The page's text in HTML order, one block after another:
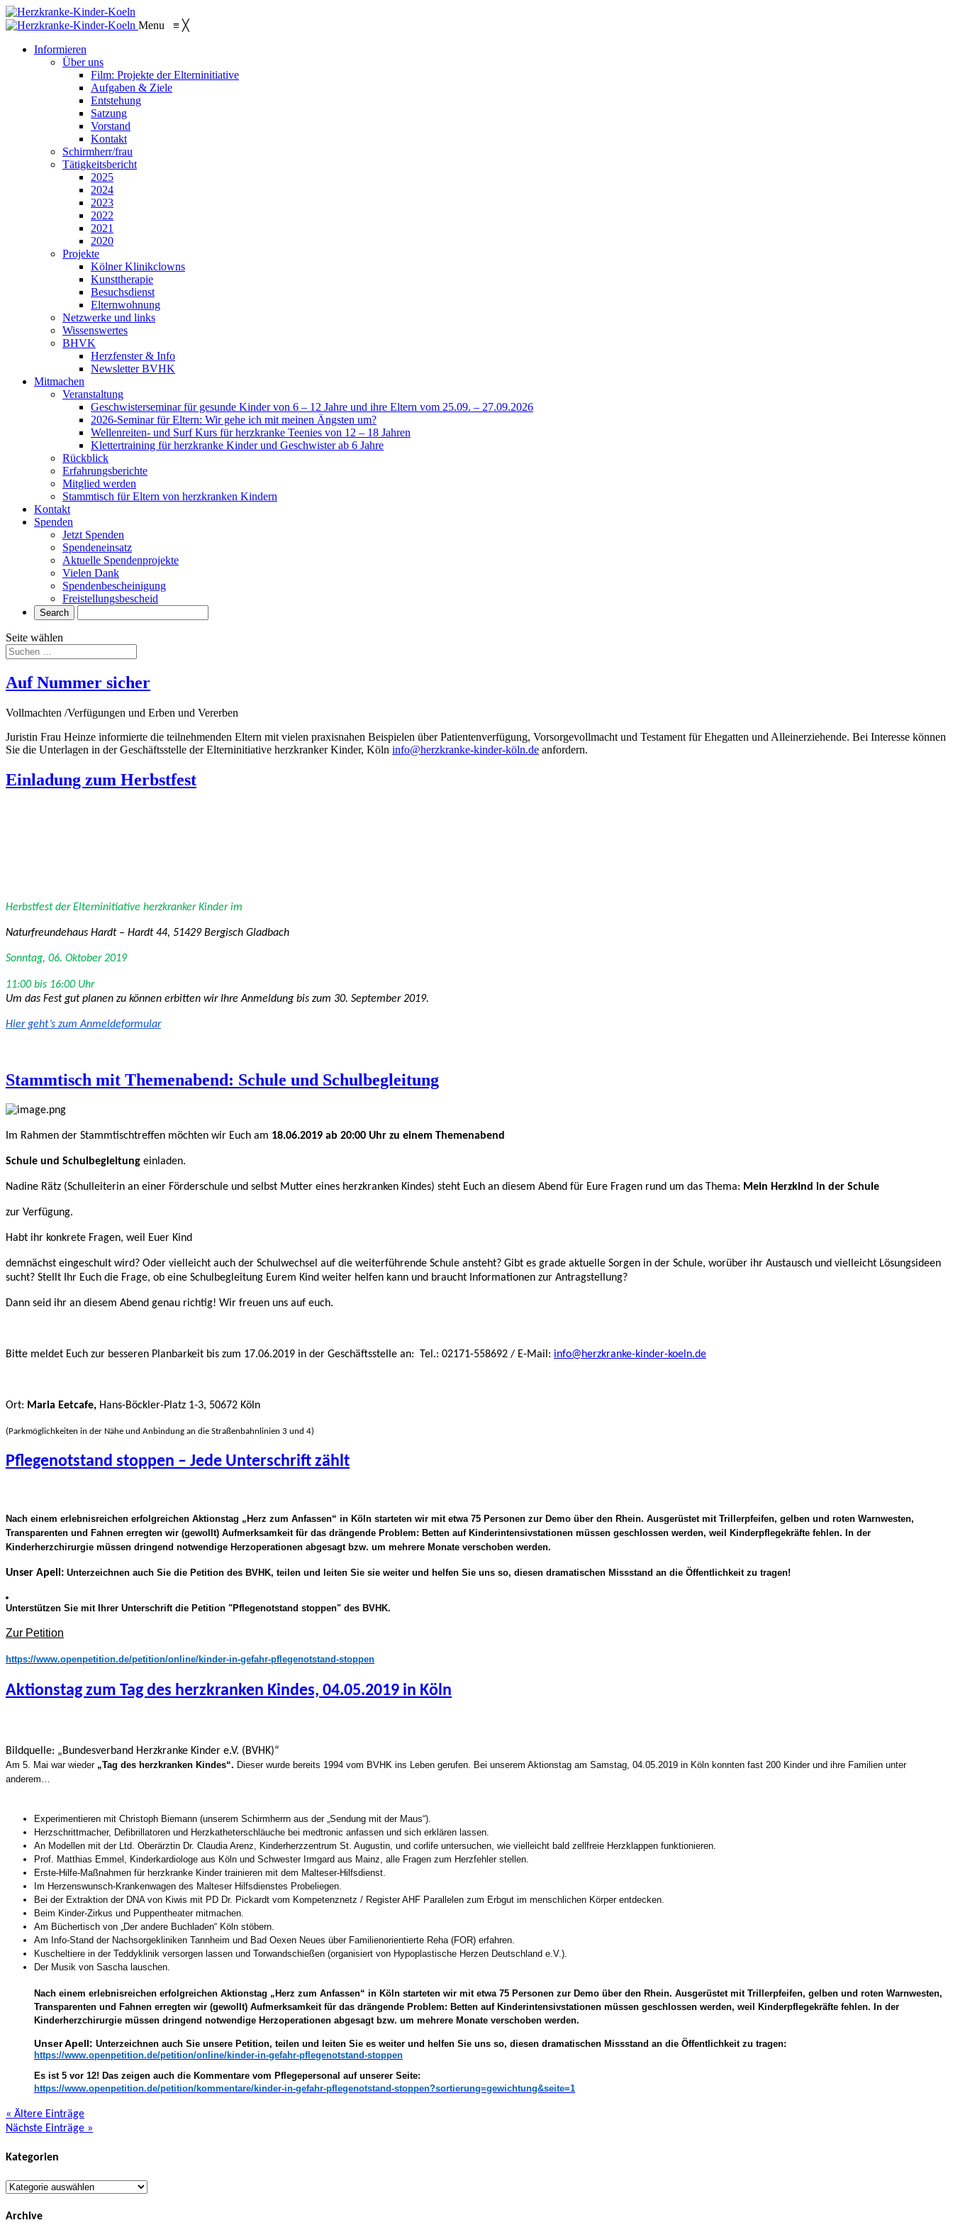
Menu ≡ ╳
Informieren
Über uns
Film: Projekte der Elterninitiative
Aufgaben & Ziele
Entstehung
Satzung
Vorstand
Kontakt
Schirmherr/frau
Tätigkeitsbericht
2025
2024
2023
2022
2021
2020
Projekte
Kölner Klinikclowns
Kunsttherapie
Besuchsdienst
Elternwohnung
Netzwerke und links
Wissenswertes
BHVK
Herzfenster & Info
Newsletter BVHK
Mitmachen
Veranstaltung
Geschwisterseminar für gesunde Kinder von 6 – 12 Jahre und ihre Eltern vom 25.09. – 27.09.2026
2026-Seminar für Eltern: Wir gehe ich mit meinen Ängsten um?
Wellenreiten- und Surf Kurs für herzkranke Teenies von 12 – 18 Jahren
Klettertraining für herzkranke Kinder und Geschwister ab 6 Jahre
Rückblick
Erfahrungsberichte
Mitglied werden
Stammtisch für Eltern von herzkranken Kindern
Kontakt
Spenden
Jetzt Spenden
Spendeneinsatz
Aktuelle Spendenprojekte
Vielen Dank
Spendenbescheinigung
Freistellungsbescheid
Seite wählen
Auf Nummer sicher
Vollmachten /Verfügungen und Erben und Vererben
Juristin Frau Heinze informierte die teilnehmenden Eltern mit vielen praxisnahen Beispielen über Patientenverfügung, Vorsorgevollmacht und Testament für Ehegatten und Alleinerziehende. Bei Interesse können
Sie die Unterlagen in der Geschäftsstelle der Elterninitiative herzkranker Kinder, Köln info@herzkranke-kinder-köln.de anfordern.
Einladung zum Herbstfest
Herbstfest der Elterninitiative herzkranker Kinder im
Naturfreundehaus Hardt – Hardt 44, 51429 Bergisch Gladbach
Sonntag, 06. Oktober 2019
11:00 bis 16:00 Uhr
Um das Fest gut planen zu können erbitten wir Ihre Anmeldung bis zum 30. September 2019.
Hier geht’s zum Anmeldeformular
Stammtisch mit Themenabend: Schule und Schulbegleitung
Im Rahmen der Stammtischtreffen möchten wir Euch am 18.06.2019 ab 20:00 Uhr zu einem Themenabend
Schule und Schulbegleitung einladen.
Nadine Rätz (Schulleiterin an einer Förderschule und selbst Mutter eines herzkranken Kindes) steht Euch an diesem Abend für Eure Fragen rund um das Thema: Mein Herzkind in der Schule
zur Verfügung.
Habt ihr konkrete Fragen, weil Euer Kind
demnächst eingeschult wird? Oder vielleicht auch der Schulwechsel auf die weiterführende Schule ansteht? Gibt es grade aktuelle Sorgen in der Schule, worüber ihr Austausch und vielleicht Lösungsideen
sucht? Stellt Ihr Euch die Frage, ob eine Schulbegleitung Eurem Kind weiter helfen kann und braucht Informationen zur Antragstellung?
Dann seid ihr an diesem Abend genau richtig! Wir freuen uns auf euch.
Bitte meldet Euch zur besseren Planbarkeit bis zum 17.06.2019 in der Geschäftsstelle an: Tel.: 02171-558692 / E-Mail: info@herzkranke-kinder-koeln.de
Ort: Maria Eetcafe, Hans-Böckler-Platz 1-3, 50672 Köln
(Parkmöglichkeiten in der Nähe und Anbindung an die Straßenbahnlinien 3 und 4)
Pflegenotstand stoppen – Jede Unterschrift zählt
Nach einem erlebnisreichen erfolgreichen Aktionstag „Herz zum Anfassen“ in Köln starteten wir mit etwa 75 Personen zur Demo über den Rhein. Ausgerüstet mit Trillerpfeifen, gelben und roten Warnwesten,
Transparenten und Fahnen erregten wir (gewollt) Aufmerksamkeit für das drängende Problem: Betten auf Kinderintensivstationen müssen geschlossen werden, weil Kinderpflegekräfte fehlen. In der
Kinderherzchirurgie müssen dringend notwendige Herzoperationen abgesagt bzw. um mehrere Monate verschoben werden.
Unser Apell: Unterzeichnen auch Sie die Petition des BVHK, teilen und leiten Sie sie weiter und helfen Sie uns so, diesen dramatischen Missstand an die Öffentlichkeit zu tragen!
Unterstützen Sie mit Ihrer Unterschrift die Petition "Pflegenotstand stoppen" des BVHK.
Zur Petition
https://www.openpetition.de/petition/online/kinder-in-gefahr-pflegenotstand-stoppen
Aktionstag zum Tag des herzkranken Kindes, 04.05.2019 in Köln
Bildquelle: „Bundesverband Herzkranke Kinder e.V. (BVHK)“
Am 5. Mai war wieder „Tag des herzkranken Kindes“. Dieser wurde bereits 1994 vom BVHK ins Leben gerufen. Bei unserem Aktionstag am Samstag, 04.05.2019 in Köln konnten fast 200 Kinder und ihre Familien unter
anderem…
Experimentieren mit Christoph Biemann (unserem Schirmherrn aus der „Sendung mit der Maus“).
Herzschrittmacher, Defibrillatoren und Herzkatheterschläuche bei medtronic anfassen und sich erklären lassen.
An Modellen mit der Ltd. Oberärztin Dr. Claudia Arenz, Kinderherzzentrum St. Augustin, und corlife untersuchen, wie vielleicht bald zellfreie Herzklappen funktionieren.
Prof. Matthias Emmel, Kinderkardiologe aus Köln und Schwester Irmgard aus Mainz, alle Fragen zum Herzfehler stellen.
Erste-Hilfe-Maßnahmen für herzkranke Kinder trainieren mit dem Malteser-Hilfsdienst.
Im Herzenswunsch-Krankenwagen des Malteser Hilfsdienstes Probeliegen.
Bei der Extraktion der DNA von Kiwis mit PD Dr. Pickardt vom Kompetenznetz / Register AHF Parallelen zum Erbgut im menschlichen Körper entdecken.
Beim Kinder-Zirkus und Puppentheater mitmachen.
Am Büchertisch von „Der andere Buchladen“ Köln stöbern.
Am Info-Stand der Nachsorgekliniken Tannheim und Bad Oexen Neues über Familienorientierte Reha (FOR) erfahren.
Kuscheltiere in der Teddyklinik versorgen lassen und Torwandschießen (organisiert von Hypoplastische Herzen Deutschland e.V.).
Der Musik von Sascha lauschen.
Nach einem erlebnisreichen erfolgreichen Aktionstag „Herz zum Anfassen“ in Köln starteten wir mit etwa 75 Personen zur Demo über den Rhein. Ausgerüstet mit Trillerpfeifen, gelben und roten Warnwesten,
Transparenten und Fahnen erregten wir (gewollt) Aufmerksamkeit für das drängende Problem: Betten auf Kinderintensivstationen müssen geschlossen werden, weil Kinderpflegekräfte fehlen. In der
Kinderherzchirurgie müssen dringend notwendige Herzoperationen abgesagt bzw. um mehrere Monate verschoben werden.
Unser Apell: Unterzeichnen auch Sie unsere Petition, teilen und leiten Sie es weiter und helfen Sie uns so, diesen dramatischen Missstand an die Öffentlichkeit zu tragen:
https://www.openpetition.de/petition/online/kinder-in-gefahr-pflegenotstand-stoppen
Es ist 5 vor 12! Das zeigen auch die Kommentare vom Pflegepersonal auf unserer Seite:
https://www.openpetition.de/petition/kommentare/kinder-in-gefahr-pflegenotstand-stoppen?sortierung=gewichtung&seite=1
« Ältere Einträge
Nächste Einträge »
Kategorien
Kategorien
Archive